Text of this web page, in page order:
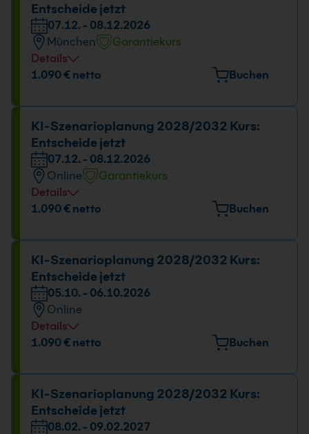
Entscheide jetzt
07.12. - 08.12.2026
München
Garantiekurs
Details
Veranstaltungsort
Datum und Uhrzeit
07.12. - 08.12.2026
09:00 - 16:00 Uhr
1.090 € netto Buchen
KI-Szenarioplanung 2028/2032 Kurs:
Entscheide jetzt
07.12. - 08.12.2026
Online
Garantiekurs
Details
Datum und Uhrzeit
1.090 € netto Buchen
KI-Szenarioplanung 2028/2032 Kurs:
Entscheide jetzt
05.10. - 06.10.2026
Online
Details
Datum und Uhrzeit
1.090 € netto Buchen
KI-Szenarioplanung 2028/2032 Kurs:
Entscheide jetzt
08.02. - 09.02.2027